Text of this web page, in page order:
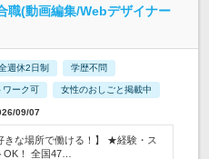
職(動画編集/Webデザイナー
週休2日制 学歴不問
ワーク可 女性のおしごと掲載中
09/07
きな場所で働ける！】 ★経験・ス
OK！ 全国47…